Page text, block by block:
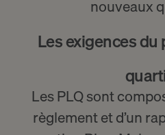
nouveaux
Les exigences
Les PLQ sont
règlement et d’un